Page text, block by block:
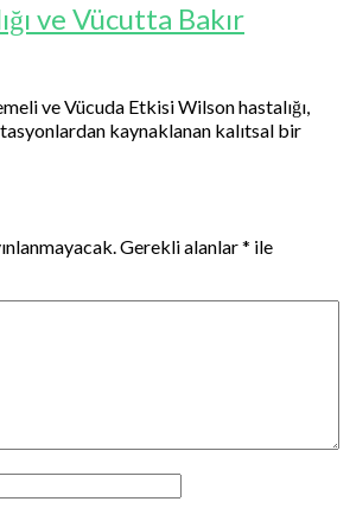
ve Vücutta Bakır
ve Vücuda Etkisi Wilson hastalığı,
kaynaklanan kalıtsal bir
Gerekli alanlar* ile